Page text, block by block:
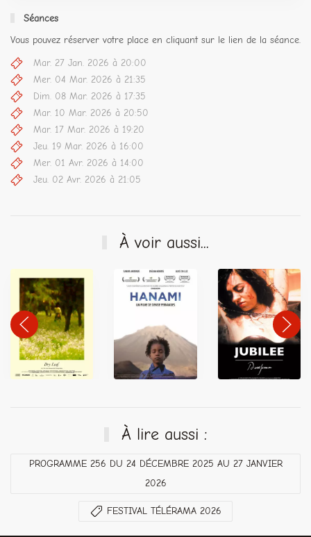
Séances
Vous pouvez réserver votre place en cliquant sur le lien de la séance.
Mar. 27 Jan. 2026 à 20:00
Mer. 04 Mar. 2026 à 21:35
Dim. 08 Mar. 2026 à 17:35
Mar. 10 Mar. 2026 à 20:50
Mar. 17 Mar. 2026 à 19:20
Jeu. 19 Mar. 2026 à 16:00
Mer. 01 Avr. 2026 à 14:00
Jeu. 02 Avr. 2026 à 21:05
À voir aussi...
À lire aussi :
PROGRAMME 256 DU 24 DÉCEMBRE 2025 AU 27 JANVIER
2026
FESTIVAL TÉLÉRAMA 2026